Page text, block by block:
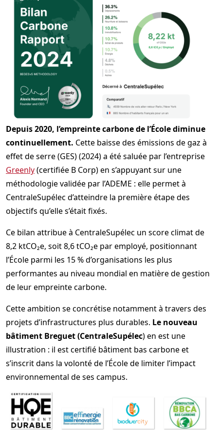
Depuis 2020, l’empreinte carbone de l’École diminue
continuellement. Cette baisse des émissions de gaz à
effet de serre (GES) (2024) a été saluée par l’entreprise
Greenly(certifiée B Corp) en s’appuyant sur une
méthodologie validée par l’ADEME : elle permet à
CentraleSupélec d’atteindre la première étape des
objectifs qu’elle s’était fixés.
Ce bilan attribue à CentraleSupélec un score climat de
8,2 ktCO₂e, soit 8,6 tCO₂e par employé, positionnant
l’École parmi les 15 % d’organisations les plus
performantes au niveau mondial en matière de gestion
de leur empreinte carbone.
Cette ambition se concrétise notamment à travers des
projets d’infrastructures plus durables. Le nouveau
bâtiment Breguet (CentraleSupélec) en est une
illustration : il est certifié bâtiment bas carbone et
s’inscrit dans la volonté de l’École de limiter l’impact
environnemental de ses campus.
Image